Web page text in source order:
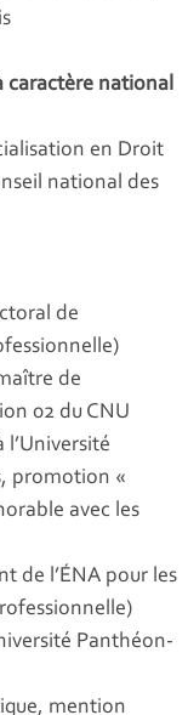
caractère national
en Droit
national des
de
de
02 du CNU
promotion «
avec les
de l’ÉNA pour les
Panthéon-
mention